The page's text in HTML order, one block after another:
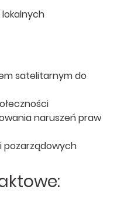
satelitarnym do
naruszeń praw
pozarządowych